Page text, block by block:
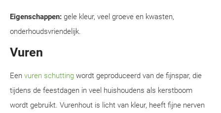
Eigenschappen: gele kleur, veel groeve en kwasten,
onderhoudsvriendelijk.
Vuren
Een vuren schutting wordt geproduceerd van de fijnspar, die
tijdens de feestdagen in veel huishoudens als kerstboom
wordt gebruikt. Vurenhout is licht van kleur, heeft fijne nerven